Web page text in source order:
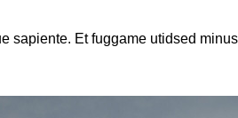
sapiente. Et fuggame utidsed